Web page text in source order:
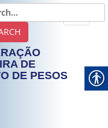
DE
DE PESOS